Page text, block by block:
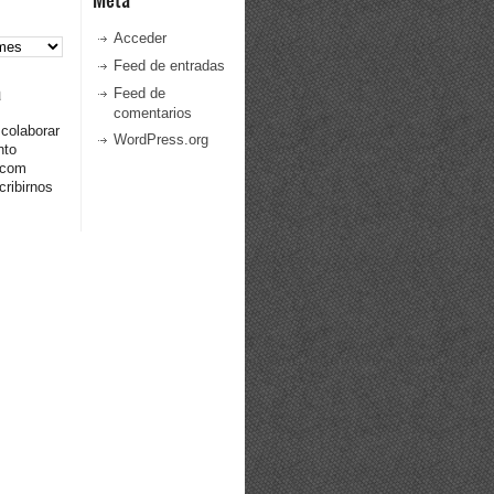
Acceder
Feed de entradas
Feed de
comentarios
WordPress.org